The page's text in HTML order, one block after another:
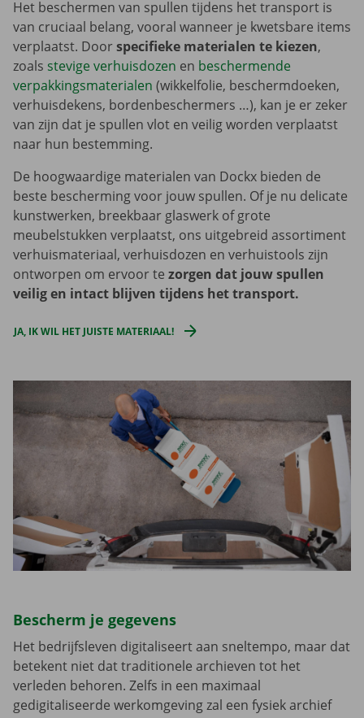
Het beschermen van spullen tijdens het transport is
van cruciaal belang, vooral wanneer je kwetsbare items
verplaatst. Doorspecifieke materialen te kiezen,
zoals stevige verhuisdozen en beschermende
verpakkingsmaterialen (wikkelfolie, beschermdoeken,
verhuisdekens, bordenbeschermers …), kan je er zeker
van zijn dat je spullen vlot en veilig worden verplaatst
naar hun bestemming.
De hoogwaardige materialen van Dockx bieden de
beste bescherming voor jouw spullen. Of je nu delicate
kunstwerken, breekbaar glaswerk of grote
meubelstukken verplaatst, ons uitgebreid assortiment
verhuismateriaal, verhuisdozen en verhuistools zijn
ontworpen om ervoor te zorgen dat jouw spullen
veilig en intact blijven tijdens het transport.
JA, IK WIL HET JUISTE MATERIAAL!
Bescherm je gegevens
Het bedrijfsleven digitaliseert aan sneltempo, maar dat
betekent niet dat traditionele archieven tot het
verleden behoren. Zelfs in een maximaal
gedigitaliseerde werkomgeving zal een fysiek archief